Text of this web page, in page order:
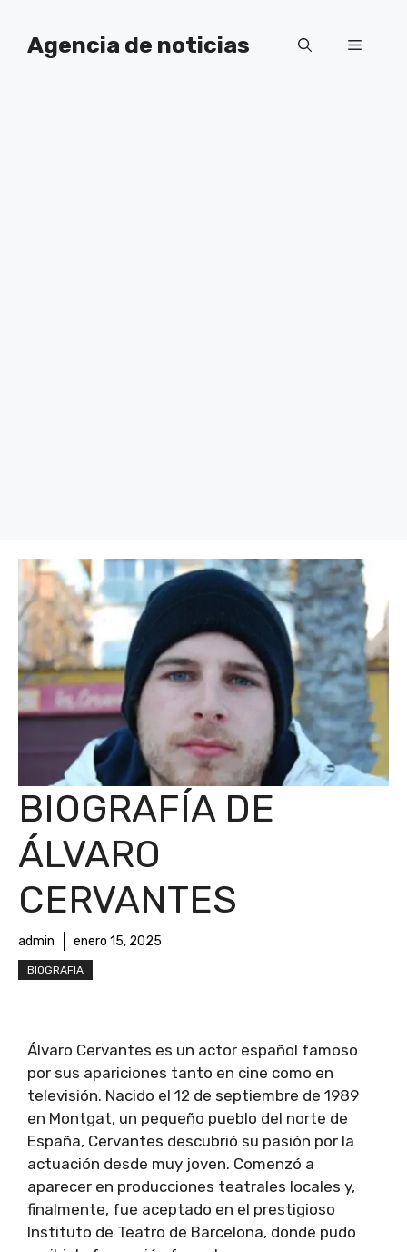
contenido
Agencia de noticias Menú
BIOGRAFÍA DE
ÁLVARO
CERVANTES
admin enero 15, 2025
BIOGRAFIA
Álvaro Cervantes es un actor español famoso
por sus apariciones tanto en cine como en
televisión. Nacido el 12 de septiembre de 1989
en Montgat, un pequeño pueblo del norte de
España, Cervantes descubrió su pasión por la
actuación desde muy joven. Comenzó a
aparecer en producciones teatrales locales y,
finalmente, fue aceptado en el prestigioso
Instituto de Teatro de Barcelona, ​​donde pudo